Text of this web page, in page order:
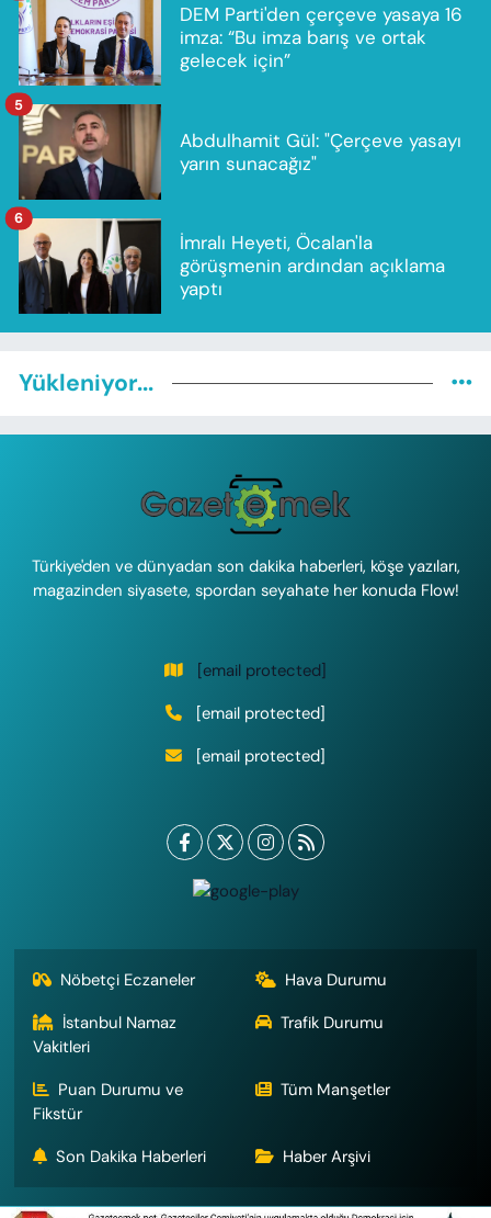
DEM Parti'den çerçeve yasaya 16
imza: “Bu imza barış ve ortak
gelecek için”
Abdulhamit Gül: "Çerçeve yasayı
yarın sunacağız"
5
İmralı Heyeti, Öcalan'la
görüşmenin ardından açıklama
yaptı
6
Yükleniyor...
Türkiye'den ve dünyadan son dakika haberleri, köşe yazıları,
magazinden siyasete, spordan seyahate her konuda Flow!
[email protected]
[email protected]
[email protected]
Nöbetçi Eczaneler
Hava Durumu
İstanbul Namaz
Vakitleri
Trafik Durumu
Puan Durumu ve
Fikstür
Tüm Manşetler
Son Dakika Haberleri Haber Arşivi